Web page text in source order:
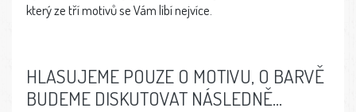
který ze tří motivů se Vám líbí nejvíce.
HLASUJEME POUZE O MOTIVU, O BARVĚ
BUDEME DISKUTOVAT NÁSLEDNĚ...